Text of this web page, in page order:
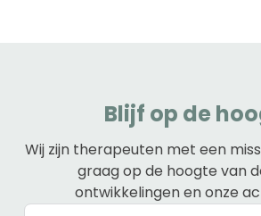
Blijf op de
Wij zijn therapeuten met een
graag op de hoogte van
ontwikkelingen en onze